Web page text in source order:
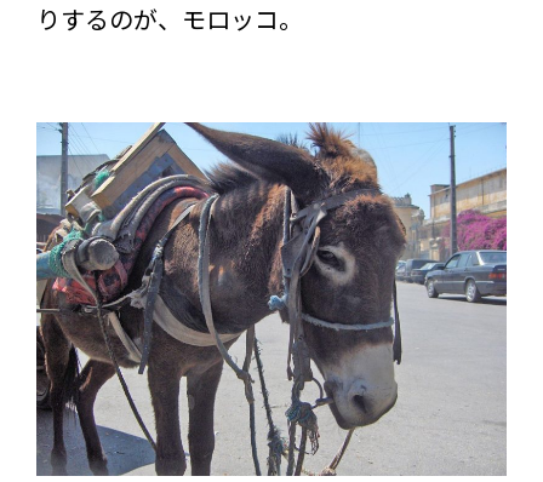
りするのが、モロッコ。